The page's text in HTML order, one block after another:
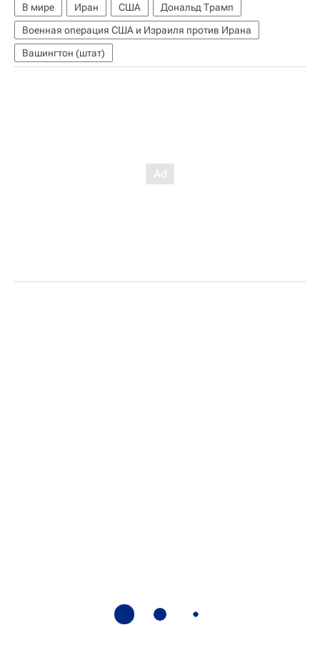
В мире Иран США
Дональд Трамп
Военная операция США и Израиля против Ирана
Вашингтон (штат)